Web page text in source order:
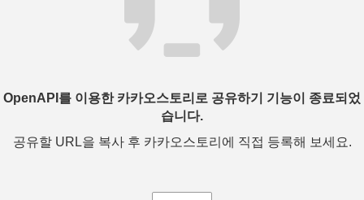
OpenAPI를 이용한 카카오스토리로 공유하기 기능이 종료되었
습니다.
공유할 URL을 복사 후 카카오스토리에 직접 등록해 보세요.